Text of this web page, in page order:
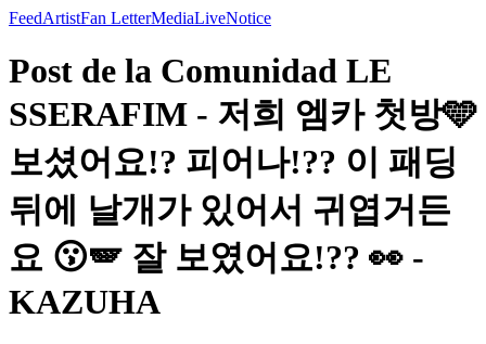
FeedArtistFan LetterMediaLiveNotice
Post de la Comunidad LE
SSERAFIM - 저희 엠카 첫방🩵
보셨어요!? 피어나!?? 이 패딩
뒤에 날개가 있어서 귀엽거든
요 😗​🪽 잘 보였어요!?? 👀​ -
KAZUHA